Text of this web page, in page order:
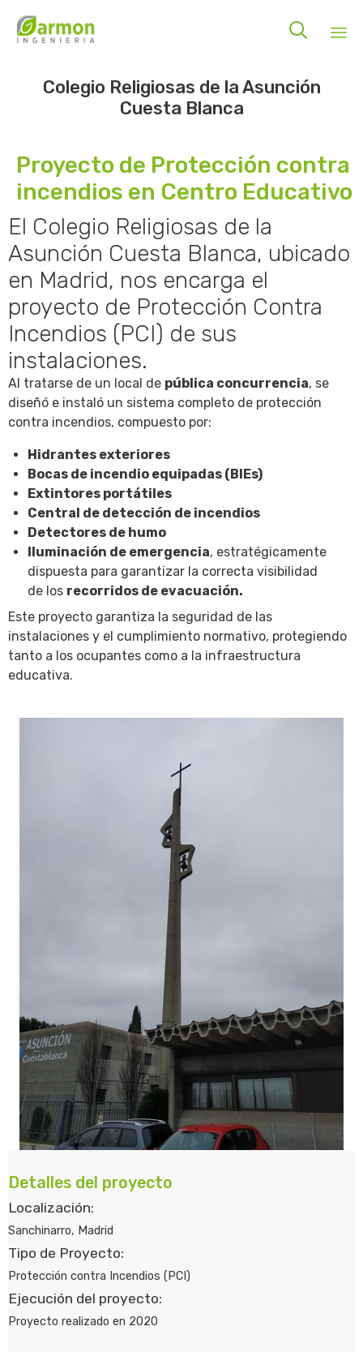

Colegio Religiosas de la Asunción
Cuesta Blanca
Proyecto de Protección contra
incendios en Centro Educativo
El Colegio Religiosas de la
Asunción Cuesta Blanca, ubicado
en Madrid, nos encarga el
proyecto de Protección Contra
Incendios (PCI) de sus
instalaciones.
Al tratarse de un local de pública concurrencia, se
diseñó e instaló un sistema completo de protección
contra incendios, compuesto por:
Hidrantes exteriores
Bocas de incendio equipadas (BIEs)
Extintores portátiles
Central de detección de incendios
Detectores de humo
Iluminación de emergencia, estratégicamente
dispuesta para garantizar la correcta visibilidad
de los recorridos de evacuación.
Este proyecto garantiza la seguridad de las
instalaciones y el cumplimiento normativo, protegiendo
tanto a los ocupantes como a la infraestructura
educativa.
Detalles del proyecto
Localización:
Sanchinarro, Madrid
Tipo de Proyecto:
Protección contra Incendios (PCI)
Ejecución del proyecto:
Proyecto realizado en 2020